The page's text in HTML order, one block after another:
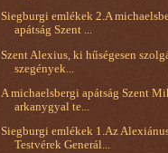
Siegburgi emlékek 2.A
apátság Szent ...
Szent Alexius, ki hűségesen
szegények...
A michaelsbergi apátság Szent
arkanygyal te...
Siegburgi emlékek 1.Az
Testvérek Generál...